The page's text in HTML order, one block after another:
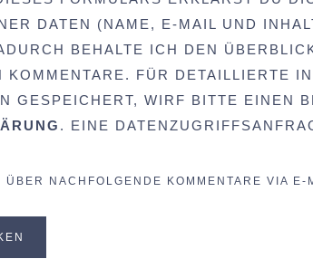
DATEN (NAME, E-MAIL UND
BEHALTE ICH DEN
KOMMENTARE. FÜR DETAILLIERTE
GESPEICHERT, WIRF BITTE EINEN
. EINE
NACHFOLGENDE KOMMENTARE VIA E-